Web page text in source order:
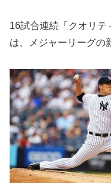
16試合連続「クオリテ
は、メジャーリーグの